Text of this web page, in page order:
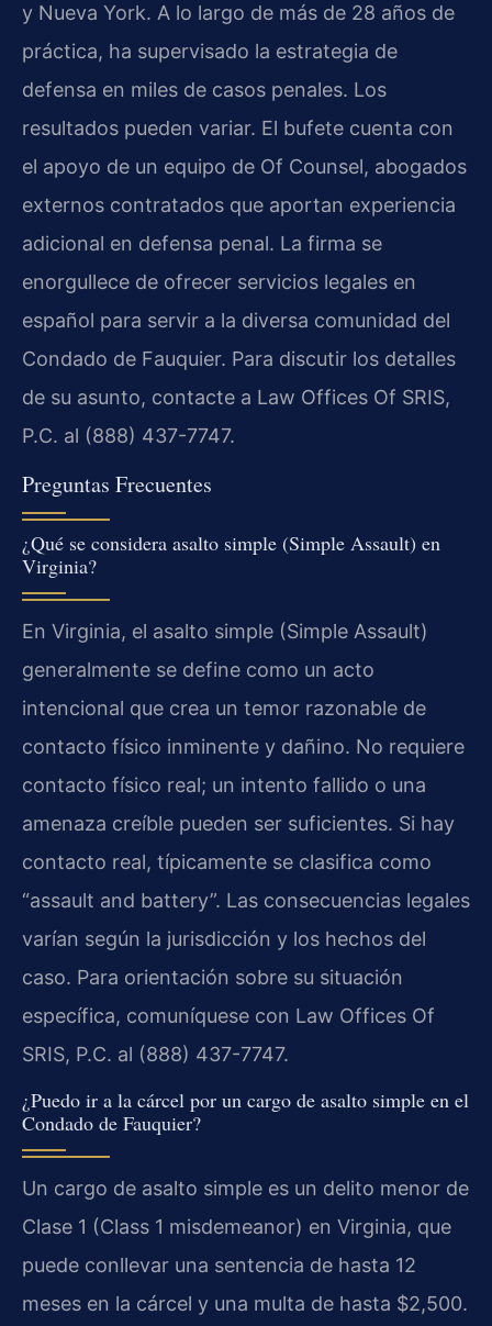
y Nueva York. A lo largo de más de 28 años de
práctica, ha supervisado la estrategia de
defensa en miles de casos penales. Los
resultados pueden variar. El bufete cuenta con
el apoyo de un equipo de Of Counsel, abogados
externos contratados que aportan experiencia
adicional en defensa penal. La firma se
enorgullece de ofrecer servicios legales en
español para servir a la diversa comunidad del
Condado de Fauquier. Para discutir los detalles
de su asunto, contacte a Law Offices Of SRIS,
P.C. al (888) 437-7747.
Preguntas Frecuentes
¿Qué se considera asalto simple (Simple Assault) en
Virginia?
En Virginia, el asalto simple (Simple Assault)
generalmente se define como un acto
intencional que crea un temor razonable de
contacto físico inminente y dañino. No requiere
contacto físico real; un intento fallido o una
amenaza creíble pueden ser suficientes. Si hay
contacto real, típicamente se clasifica como
“assault and battery”. Las consecuencias legales
varían según la jurisdicción y los hechos del
caso. Para orientación sobre su situación
específica, comuníquese con Law Offices Of
SRIS, P.C. al (888) 437-7747.
¿Puedo ir a la cárcel por un cargo de asalto simple en el
Condado de Fauquier?
Un cargo de asalto simple es un delito menor de
Clase 1 (Class 1 misdemeanor) en Virginia, que
puede conllevar una sentencia de hasta 12
meses en la cárcel y una multa de hasta $2,500.